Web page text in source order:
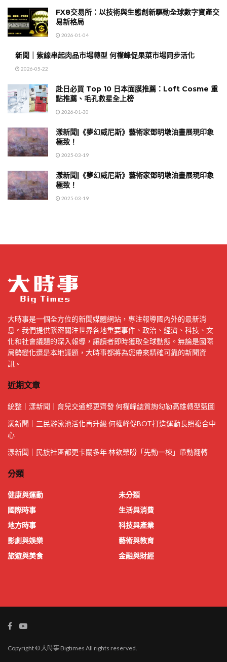
FX8交易所：以技術與生態創新驅動全球數字資產交
易新格局
2026-01-04
新聞｜紫線串起肉品市場轉型 何權峰促果菜市場同步活化
2026-05-22
赴日必買 Top 10 日本面膜推薦：Loft Cosme 重
點推薦、毛孔救星全上榜
2026-01-30
漾新聞|《夢幻威尼斯》藝術家鄧明墩油畫展現印象
極致！
2025-03-19
漾新聞|《夢幻威尼斯》藝術家鄧明墩油畫展現印象
極致！
2025-03-19
大時事是一個全方位的新聞媒體網站，專注報導國內外的最新消
息。我們提供緊密關注世界各地重要事件、政治、經濟、科技、文
化和社會議題的深入報導，讓讀者即時獲取全球動態。無論是國際
局勢變化還是本地議題，大時事都將為您帶來精確可靠的新聞資
訊。
近期文章
統整｜漾新聞｜育兒交通都更齊發 何權峰總質詢勾勒高雄轉型藍圖
漾新聞｜三民游泳池活化再升級 何權峰促BOT打造運動長照複合中
心
漾新聞｜民族社區都更卡關多年 林欽榮盼「先動一棟」帶動翻轉
分類
健康與運動
國際時事
地方時事
影劇與娛樂
旅遊與美食
未分類
生活與消費
科技與產業
藝術與教育
金融與財經
Copyright © 大時事 Bigtimes All rights reserved.